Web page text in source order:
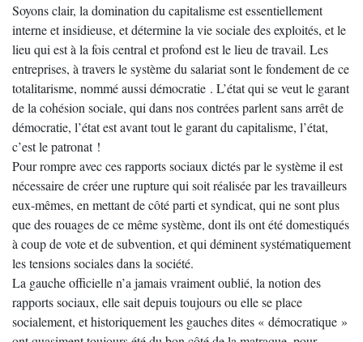
Soyons clair, la domination du capitalisme est essentiellement
interne et insidieuse, et détermine la vie sociale des exploités, et le
lieu qui est à la fois central et profond est le lieu de travail. Les
entreprises, à travers le système du salariat sont le fondement de ce
totalitarisme, nommé aussi démocratie . L’état qui se veut le garant
de la cohésion sociale, qui dans nos contrées parlent sans arrêt de
démocratie, l’état est avant tout le garant du capitalisme, l’état,
c’est le patronat !
Pour rompre avec ces rapports sociaux dictés par le système il est
nécessaire de créer une rupture qui soit réalisée par les travailleurs
eux-mêmes, en mettant de côté parti et syndicat, qui ne sont plus
que des rouages de ce même système, dont ils ont été domestiqués
à coup de vote et de subvention, et qui déminent systématiquement
les tensions sociales dans la société.
La gauche officielle n’a jamais vraiment oublié, la notion des
rapports sociaux, elle sait depuis toujours ou elle se place
socialement, et historiquement les gauches dites « démocratique »